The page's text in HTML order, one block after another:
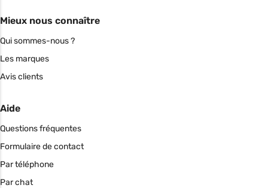
Mieux nous connaître
Qui sommes-nous ?
Les marques
Avis clients
Aide
Questions fréquentes
Formulaire de contact
Par téléphone
Par chat